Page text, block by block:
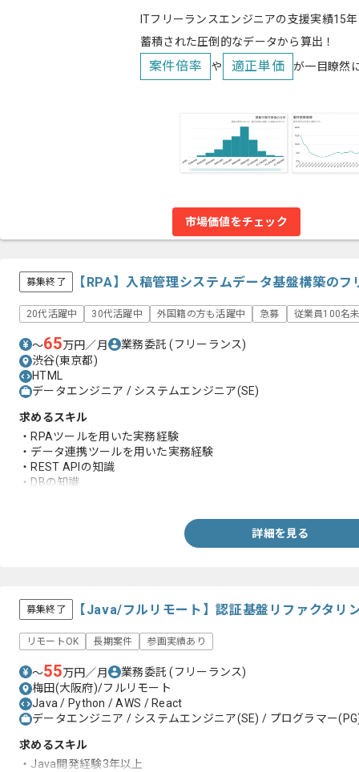
ITフリーランスエンジニアの支援実績15
蓄積された圧倒的なデータから算出！
案件倍率 や 適正単価 が一目瞭然
市場価値をチェック
募集終了 【RPA】入稿管理システムデータ基盤構築の
20代活躍中 30代活躍中 外国籍の方も活躍中 急募 従業員100名
〜65万円／月 業務委託(フリーランス)
渋谷(東京都)
HTML
データエンジニア / システムエンジニア(SE)
求めるスキル
・RPAツールを用いた実務経験
・データ連携ツールを用いた実務経験
・REST APIの知識
・DBの知識
詳細を見る
募集終了 【Java/フルリモート】認証基盤リファクタリ
リモートOK 長期案件 参画実績あり
〜55万円／月 業務委託(フリーランス)
梅田(大阪府)/フルリモート
Java / Python / AWS / React
データエンジニア / システムエンジニア(SE) / プログラマー
求めるスキル
・Java開発経験3年以上